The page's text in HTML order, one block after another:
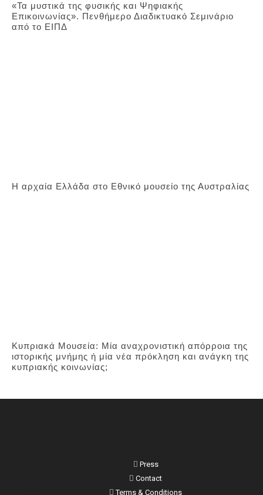
«Τα μυστικά της φυσικής και Ψηφιακής
Επικοινωνίας». Πενθήμερο Διαδικτυακό Σεμινάριο
από το ΕΙΠΔ
Η αρχαία Ελλάδα στο Εθνικό μουσείο της Αυστραλίας
Κυπριακά Μουσεία: Μία αναχρονιστική απόρροια της
ιστορικής μνήμης ή μία νέα πρόκληση και ανάγκη της
κυπριακής κοινωνίας;
Press
Contact
Terms & Conditions